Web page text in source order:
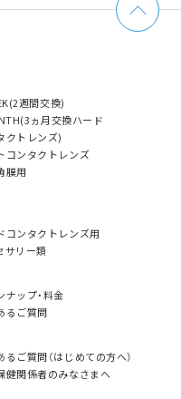
週間交換)
ヵ月交換ハード
クトレンズ)
コンタクトレンズ
膜用
コンタクトレンズ用
サリー類
ナップ・料金
るご質問
るご質問（はじめての方へ）
健関係者のみなさまへ